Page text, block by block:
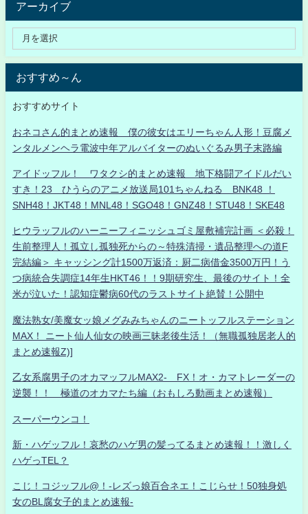
アーカイブ
おすすめ～ん
おすすめサイト
おネコさん的まとめ速報 僕の彼女はエリーちゃん人形！豆腐メ
ンタルメンヘラ電波中年アルバイターのぬいぐるみ男子末路編
アイドッフル！ ワタクシ的まとめ速報 地下格闘アイドルだい
すき！23 ひうらのアニメ放送局101ちゃんねる BNK48 ！
SNH48！JKT48！MNL48！SGO48！GNZ48！STU48！SKE48
ヒウラッフルのハーニーフィニッシュゴミ屋敷補完計画 ＜必殺！
生前整理人！孤立し孤独死からの～特殊清掃・遺品整理への道F
完結編＞ キャッシング計1500万返済：厨二病借金3500万円！う
つ病統合失調症14年生HKT46！！9期研究生、最後のサイト！全
米が泣いた！認知症鬱病60代のラストサイト絶賛！公開中
魔法熟女/美魔女ッ娘メグみみちゃんのニートッフルステーション
MAX！ ニート仙人仙女の映画三昧老後生活！（無職孤独居老人的
まとめ速報Z)]
乙女系腐男子のオカマッフルMAX2- FX！オ・カマトレーダーの
逆襲！！ 極道のオカマたち編（おもしろ動画まとめ速報）
スーパーウンコ！
新・ハゲッフル！哀愁のハゲ男の髪ってるまとめ速報！！激しく
ハゲっTEL？
こじ！コジッフル@！-レズっ娘百合ネエ！こじらせ！50独身処
女のBL腐女子的まとめ速報-